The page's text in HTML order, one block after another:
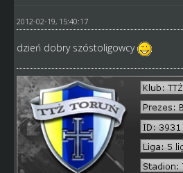
2012-02-19, 15:40:17
dzień dobry szóstoligowcy